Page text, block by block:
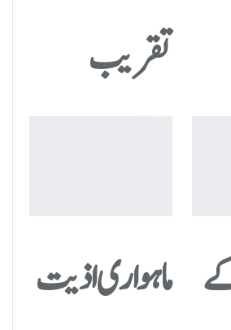
تقریب
ماہواری اذیت